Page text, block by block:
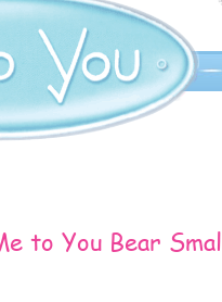
to You Bear